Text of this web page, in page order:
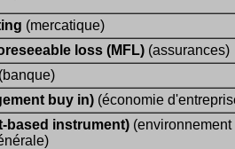
(mercatique)
loss (MFL) (assurances)
(banque)
buy in) (économie
based instrument) (environnement